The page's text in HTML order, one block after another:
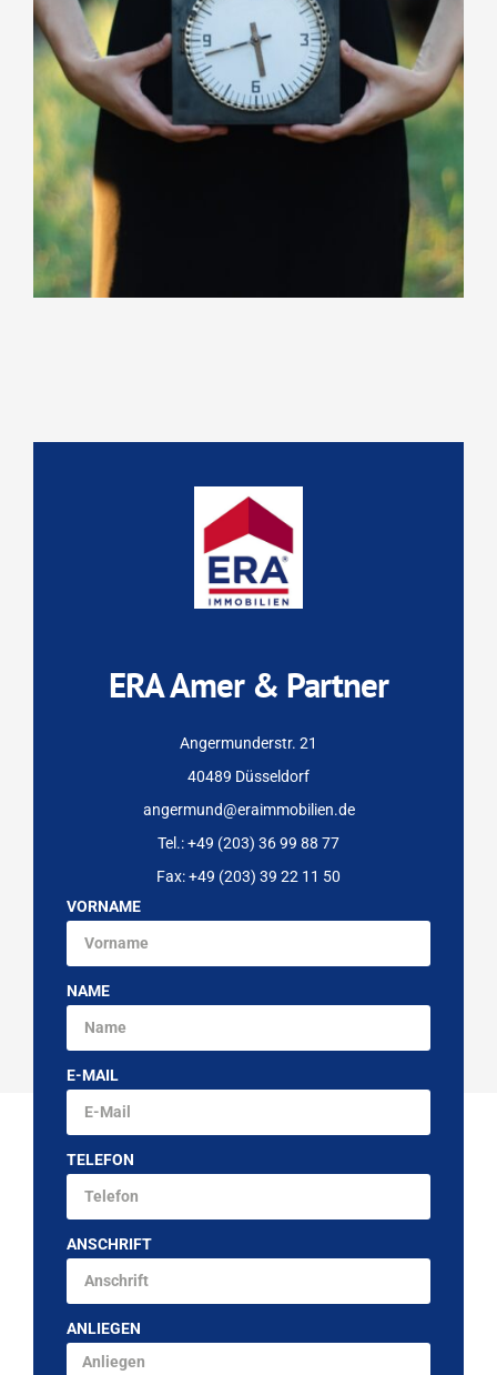
ERA Amer & Partner
Angermunderstr. 21
40489 Düsseldorf
angermund@eraimmobilien.de
Tel.: +49 (203) 36 99 88 77
Fax: +49 (203) 39 22 11 50
VORNAME
NAME
E-MAIL
TELEFON
ANSCHRIFT
ANLIEGEN